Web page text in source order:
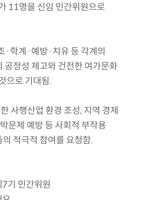
11명을 신임 민간위원으로
·학계·예방·치유 등 각계의
공정성 제고와 건전한 여가문화
으로 기대됨.
사행산업 환경 조성, 지역 경제
문제 예방 등 사회적 부작용
적극적 참여를 요청함.
기 민간위원